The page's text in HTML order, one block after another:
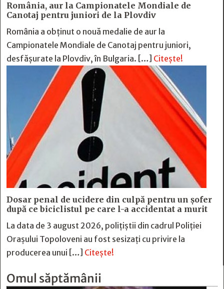
România, aur la Campionatele Mondiale de
Canotaj pentru juniori de la Plovdiv
România a obținut o nouă medalie de aur la
Campionatele Mondiale de Canotaj pentru juniori,
desfășurate la Plovdiv, în Bulgaria. […] Citește!
Dosar penal de ucidere din culpă pentru un șofer
după ce biciclistul pe care l-a accidentat a murit
La data de 3 august 2026, polițiștii din cadrul Poliției
Orașului Topoloveni au fost sesizați cu privire la
producerea unui […] Citește!
Omul săptămânii